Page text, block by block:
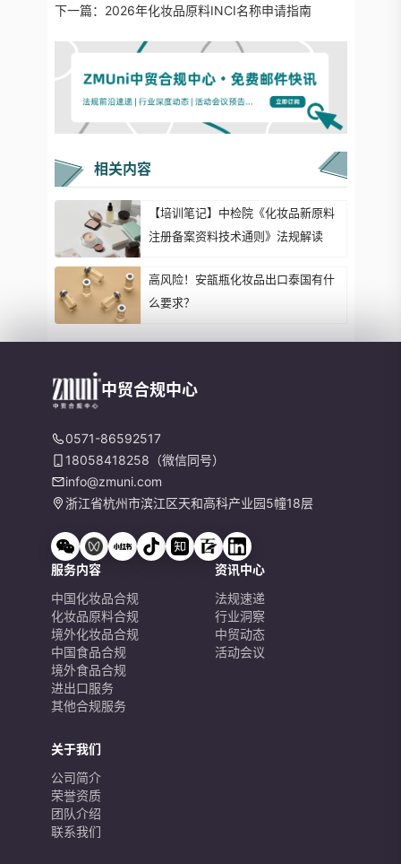
下一篇： 2026年化妆品原料INCI名称申请指南
相关内容
【培训笔记】中检院《化妆品新原料
注册备案资料技术通则》法规解读
高风险！安瓿瓶化妆品出口泰国有什
么要求？
中贸合规中心
0571-86592517
18058418258（微信同号）
info@zmuni.com
浙江省杭州市滨江区天和高科产业园5幢18层
服务内容
中国化妆品合规
化妆品原料合规
境外化妆品合规
中国食品合规
境外食品合规
进出口服务
其他合规服务
资讯中心
法规速递
行业洞察
中贸动态
活动会议
关于我们
公司简介
荣誉资质
团队介绍
联系我们